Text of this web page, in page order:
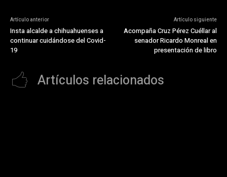
Artículo anterior
Insta alcalde a chihuahuenses a
continuar cuidándose del Covid-
19
Artículo siguiente
Acompaña Cruz Pérez Cuéllar al
senador Ricardo Monreal en
presentación de libro
Artículos relacionados